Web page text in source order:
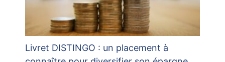
Livret DISTINGO : un placement à